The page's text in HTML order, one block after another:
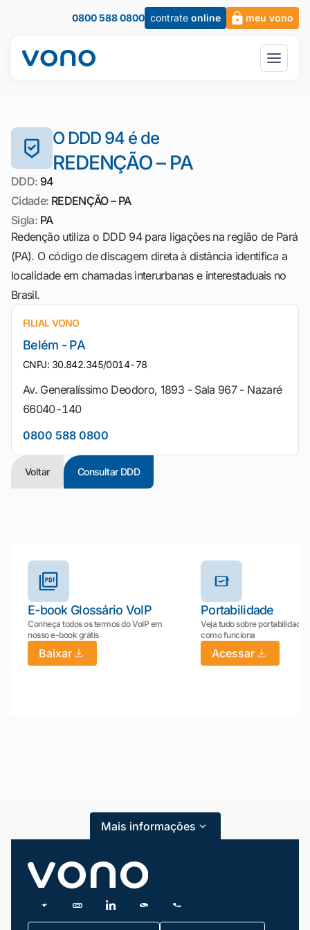
0800 588 0800 contrate online meu vono
O DDD 94 é de
REDENÇÃO – PA
DDD: 94
Cidade: REDENÇÃO – PA
Sigla: PA
Redenção utiliza o DDD 94 para ligações na região de Pará
(PA). O código de discagem direta à distância identifica a
localidade em chamadas interurbanas e interestaduais no
Brasil.
FILIAL VONO
Belém - PA
CNPJ: 30.842.345/0014-78
Av. Generalíssimo Deodoro, 1893 - Sala 967 - Nazaré
66040-140
0800 588 0800
Voltar Consultar DDD
E-book Glossário VoIP
Conheça todos os termos do VoIP em
nosso e-book grátis
Baixar
Portabilidade
Veja tudo sobre portabilidade:
como funciona
Acessar
Mais informações